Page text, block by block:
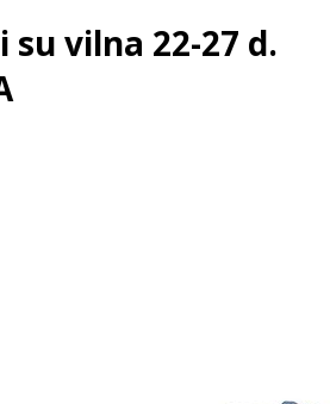
su vilna 22-27 d.